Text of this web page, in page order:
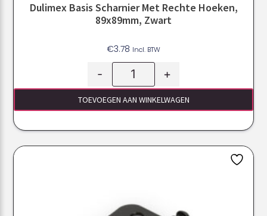
Dulimex Basis Scharnier Met Rechte Hoeken,
89x89mm, Zwart
€3.78 Incl. BTW
- +
TOEVOEGEN AAN WINKELWAGEN